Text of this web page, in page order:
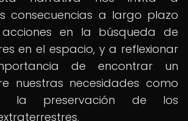
consecuencias a largo plazo
en la búsqueda de
en el espacio, y a reflexionar
de encontrar un
nuestras necesidades como
la preservación de los